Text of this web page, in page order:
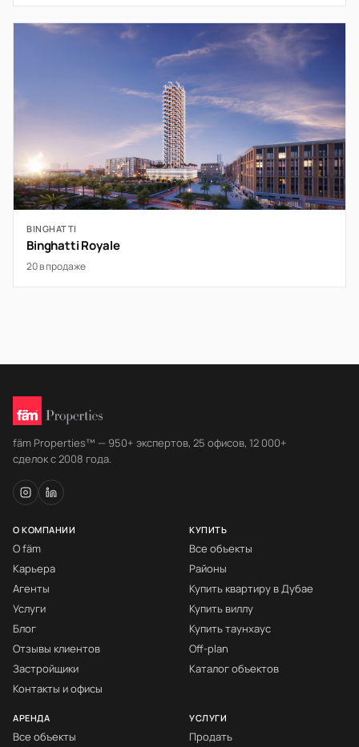
BINGHATTI
Binghatti Royale
20 в продаже
fäm Properties™ — 950+ экспертов, 25 офисов, 12 000+
сделок с 2008 года.
О КОМПАНИИ
О fäm
Карьера
Агенты
Услуги
Блог
Отзывы клиентов
Застройщики
Контакты и офисы
КУПИТЬ
Все объекты
Районы
Купить квартиру в Дубае
Купить виллу
Купить таунхаус
Off-plan
Каталог объектов
АРЕНДА
Все объекты
УСЛУГИ
Продать